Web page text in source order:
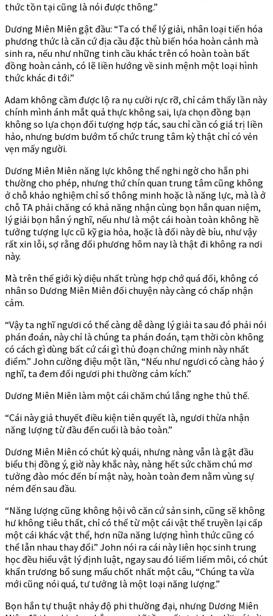
thức tồn tại cũng là nói được thông.”
Dương Miên Miên gật đầu: “Ta có thể lý giải, nhân loại tiến hóa
phương thức là căn cứ địa cầu đặc thù biến hóa hoàn cảnh mà
sinh ra, nếu như những tinh cầu khác trên có hoàn toàn bất
đồng hoàn cảnh, có lẽ liền hướng về sinh mệnh một loại hình
thức khác đi tới.”
Adam không cầm được lộ ra nụ cười rực rỡ, chỉ cảm thấy lần này
chính mình ánh mắt quả thực không sai, lựa chọn đồng bạn
không so lựa chọn đối tượng hợp tác, sau chỉ cần có giá trị liền
hảo, nhưng bươm bướm tổ chức trung tâm kỳ thật chỉ có vẻn
vẹn mấy người.
Dương Miên Miên năng lực không thể nghi ngờ cho hắn phi
thường cho phép, nhưng thứ chín quan trung tâm cũng không
ở chỗ khảo nghiệm chỉ số thông minh hoặc là năng lực, mà là ở
chỗ TA phải chăng có khả năng nhận cùng bọn hắn quan niệm,
lý giải bọn hắn ý nghĩ, nếu như là một cái hoàn toàn không hề
tưởng tượng lực cũ kỹ gia hỏa, hoặc là đối này dè bỉu, như vậy
rất xin lỗi, sợ rằng đối phương hôm nay là thật đi không ra nơi
này.
Mà trên thế giới kỳ diệu nhất trùng hợp chớ quá đối, không có
nhân so Dương Miên Miên đối chuyện này càng có chấp nhận
cảm.
“Vậy ta nghĩ ngươi có thể càng dễ dàng lý giải ta sau đó phải nói
phán đoán, này chỉ là chúng ta phán đoán, tạm thời còn không
có cách gì dùng bất cứ cái gì thủ đoạn chứng minh này nhất
điểm.” John cường điệu một lần, “Nếu như ngươi có càng hảo ý
nghĩ, ta đem đối ngươi phi thường cảm kích.”
Dương Miên Miên làm một cái chăm chú lắng nghe thủ thế.
“Cái này giả thuyết điều kiện tiên quyết là, ngươi thừa nhận
năng lượng từ đầu đến cuối là bảo toàn.”
Dương Miên Miên có chút kỳ quái, nhưng nàng vẫn là gật đầu
biểu thị đồng ý, giờ này khắc này, nàng hết sức chăm chú mơ
tưởng đào móc đến bí mật này, hoàn toàn đem nằm vùng sự
ném đến sau đầu.
“Năng lượng cũng không hội vô căn cứ sản sinh, cũng sẽ không
hư không tiêu thất, chỉ có thể từ một cái vật thể truyền lại cấp
một cái khác vật thể, hơn nữa năng lượng hình thức cũng có
thể lẫn nhau thay đổi.” John nói ra cái này liên học sinh trung
học đều hiểu vật lý định luật, ngay sau đó liếm liếm môi, có chút
khẩn trương bổ sung mấu chốt nhất một câu, “Chúng ta vừa
mới cũng nói quá, tư tưởng là một loại năng lượng.”
Bọn hắn tự thuật nhảy độ phi thường đại, nhưng Dương Miên